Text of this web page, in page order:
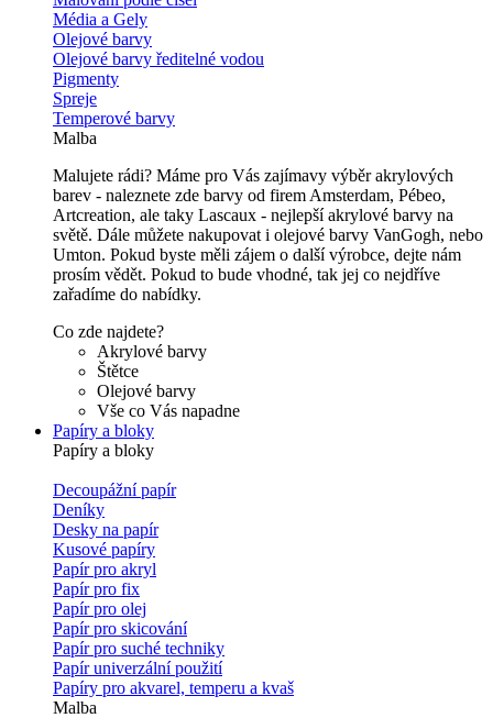
Média a Gely
Olejové barvy
Olejové barvy ředitelné vodou
Pigmenty
Spreje
Temperové barvy
Malba
Malujete rádi? Máme pro Vás zajímavy výběr akrylových
barev - naleznete zde barvy od firem Amsterdam, Pébeo,
Artcreation, ale taky Lascaux - nejlepší akrylové barvy na
světě. Dále můžete nakupovat i olejové barvy VanGogh, nebo
Umton. Pokud byste měli zájem o další výrobce, dejte nám
prosím vědět. Pokud to bude vhodné, tak jej co nejdříve
zařadíme do nabídky.
Co zde najdete?
Akrylové barvy
Štětce
Olejové barvy
Vše co Vás napadne
Papíry a bloky
Papíry a bloky
Decoupážní papír
Deníky
Desky na papír
Kusové papíry
Papír pro akryl
Papír pro fix
Papír pro olej
Papír pro skicování
Papír pro suché techniky
Papír univerzální použití
Papíry pro akvarel, temperu a kvaš
Malba